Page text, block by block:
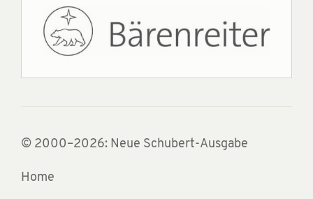
© 2000–2026: Neue Schubert-Ausgabe
Home